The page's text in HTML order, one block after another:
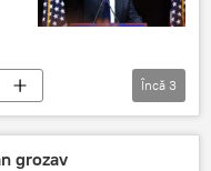
Încă 3
grozav